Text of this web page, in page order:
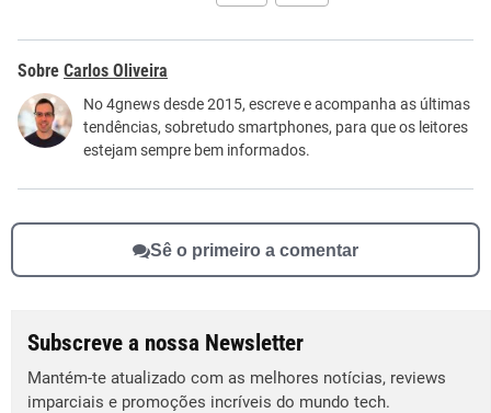
Este conteúdo contém informação incorreta
Este conteúdo não tem a informação que procuro
Outro
Carlos Oliveira
No 4gnews desde 2015, escreve e acompanha as últimas
tendências, sobretudo smartphones, para que os leitores
estejam sempre bem informados.
Sê o primeiro a comentar
Subscreve a nossa Newsletter
Mantém-te atualizado com as melhores notícias, reviews
imparciais e promoções incríveis do mundo tech.